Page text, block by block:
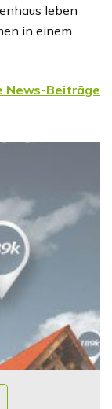
leben
in einem
News-Beiträge